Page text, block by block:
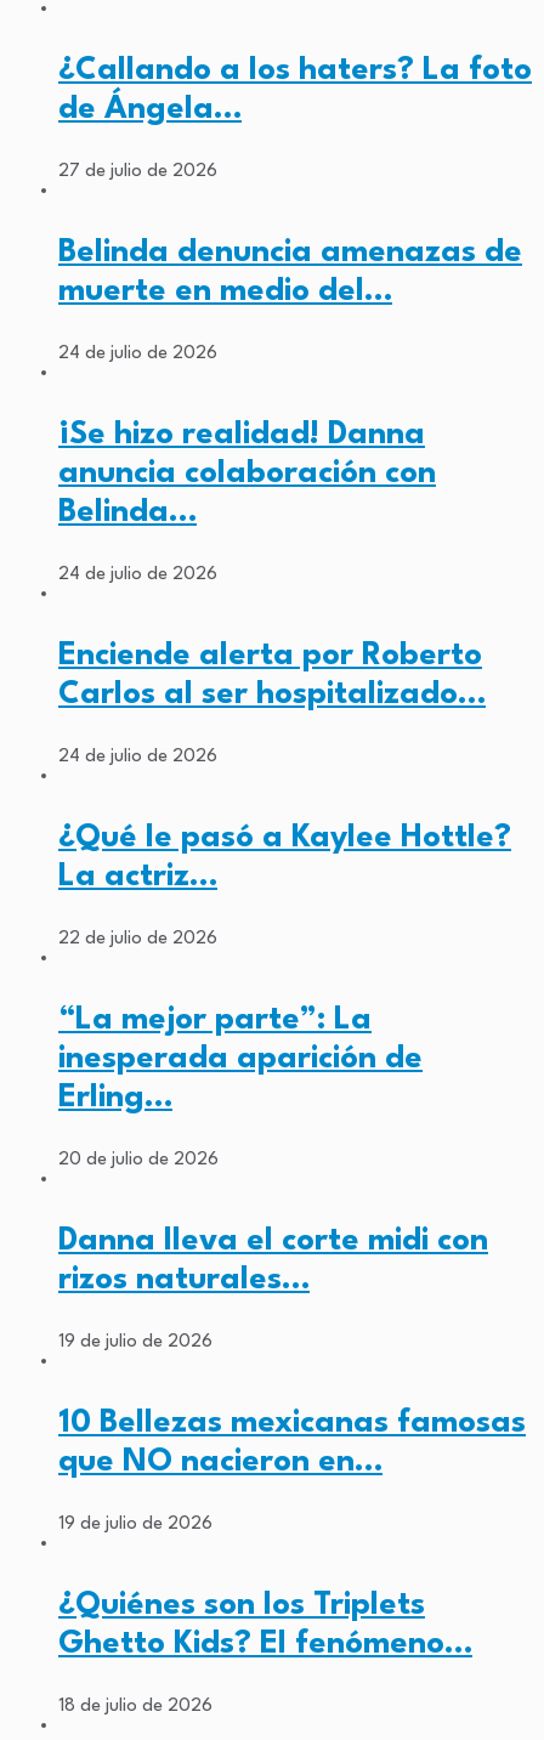
¿Callando a los haters? La foto
de Ángela…
27 de julio de 2026
Belinda denuncia amenazas de
muerte en medio del…
24 de julio de 2026
¡Se hizo realidad! Danna
anuncia colaboración con
Belinda…
24 de julio de 2026
Enciende alerta por Roberto
Carlos al ser hospitalizado…
24 de julio de 2026
¿Qué le pasó a Kaylee Hottle?
La actriz…
22 de julio de 2026
“La mejor parte”: La
inesperada aparición de
Erling…
20 de julio de 2026
Danna lleva el corte midi con
rizos naturales…
19 de julio de 2026
10 Bellezas mexicanas famosas
que NO nacieron en…
19 de julio de 2026
¿Quiénes son los Triplets
Ghetto Kids? El fenómeno…
18 de julio de 2026